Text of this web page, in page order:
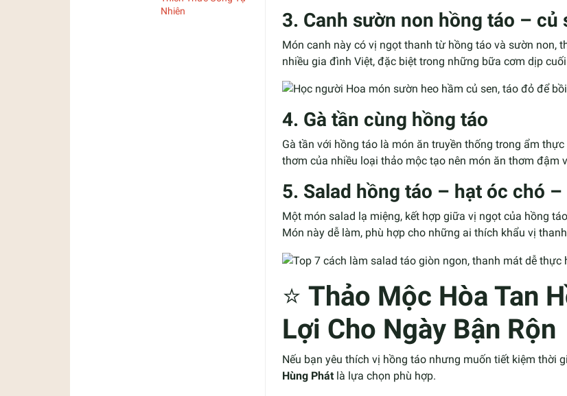
Nhiên
3. Canh sườn non hồng táo – củ
Món canh này có vị ngọt thanh từ hồng táo và sườn non,
nhiều gia đình Việt, đặc biệt trong những bữa cơm dịp
4. Gà tần cùng hồng táo
Gà tần với hồng táo là món ăn truyền thống trong ẩm
thơm của nhiều loại thảo mộc tạo nên món ăn thơm đậm
5. Salad hồng táo – hạt óc chó
Một món salad lạ miệng, kết hợp giữa vị ngọt của hồng
Món này dễ làm, phù hợp cho những ai thích khẩu vị
⭐ Thảo Mộc Hòa Tan
Lợi Cho Ngày Bận Rộn
Nếu bạn yêu thích vị hồng táo nhưng muốn tiết kiệm thời
Hùng Phátlà lựa chọn phù hợp.